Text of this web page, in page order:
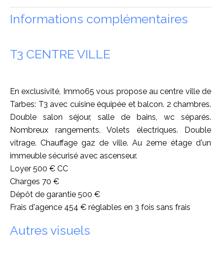
Informations complémentaires
T3 CENTRE VILLE
En exclusivité, Immo65 vous propose au centre ville de
Tarbes: T3 avec cuisine équipée et balcon. 2 chambres.
Double salon séjour, salle de bains, wc séparés.
Nombreux rangements. Volets électriques. Double
vitrage. Chauffage gaz de ville. Au 2eme étage d'un
immeuble sécurisé avec ascenseur.
Loyer 500 € CC
Charges 70 €
Dépôt de garantie 500 €
Frais d'agence 454 € réglables en 3 fois sans frais
Autres visuels